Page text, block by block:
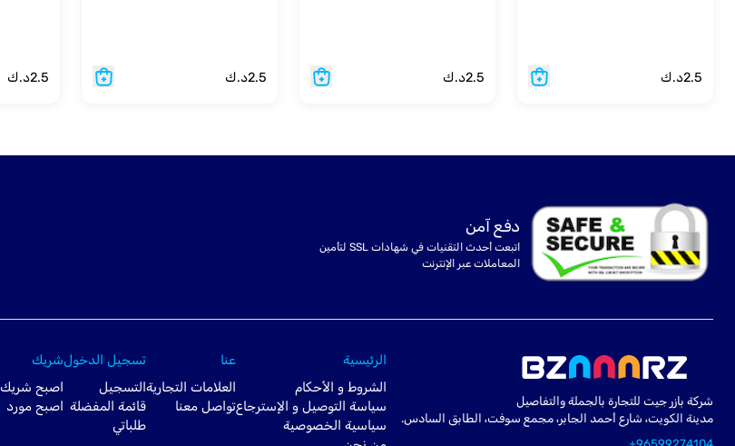
2.5د.ك 2.5د.ك 2.5د.ك 2.5د.ك
دفع آمن
اتبعت أحدث التقنيات في شهادات SSL لتأمين
المعاملات عبر الإنترنت
شركة بازر جيت للتجارة بالجملة والتفاصيل
مدينة الكويت، شارع أحمد الجابر، مجمع سوفت، الطابق السادس.
الرئيسية
الشروط و الأحكام
سياسة التوصيل و الإسترجاع
سياسية الخصوصية
عنا
العلامات التجارية
تواصل معنا
تسجيل الدخول
التسجيل
قائمة المفضلة
طلباتي
شريك
اصبح شريك
اصبح مورد